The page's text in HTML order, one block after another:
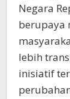
Negara
berupaya
lebih
inisiatif